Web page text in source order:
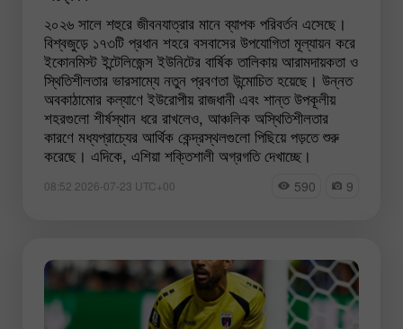
২০২৬ সালে শহুরে জীবনযাত্রার মানে ব্যাপক পরিবর্তন এসেছে।
বিশ্বজুড়ে ১৭৩টি প্রধান শহরে বসবাসের উপযোগিতা মূল্যায়ন করে
ইকোনমিস্ট ইন্টেলিজেন্স ইউনিটের বার্ষিক তালিকায় আরামদায়কতা ও
স্থিতিশীলতার ভারসাম্যে নতুন প্রবণতা উন্মোচিত হয়েছে। উন্নত
অবকাঠামোর কল্যাণে ইউরোপীয় রাজধানী এবং শান্ত উপকূলীয়
শহরগুলো শীর্ষস্থান ধরে রাখলেও, আঞ্চলিক অস্থিতিশীলতার
কারণে মধ্যপ্রাচ্যের আর্থিক কেন্দ্রস্থলগুলো পিছিয়ে পড়তে শুরু
করেছে। এদিকে, এশিয়া শক্তিশালী অগ্রগতি দেখাচ্ছে।
08:52 2026-07-23 UTC+00 590 9